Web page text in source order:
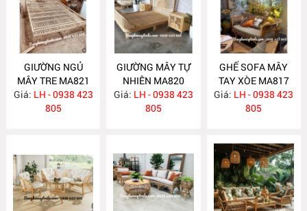
GIƯỜNG NGỦ
MÂY TRE MA821
Giá: LH - 0938 423
805
GIƯỜNG MÂY TỰ
NHIÊN MA820
Giá: LH - 0938 423
805
GHẾ SOFA MÂY
TAY XÒE MA817
Giá: LH - 0938 423
805